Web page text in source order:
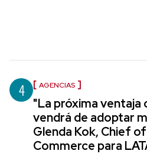
4 AGENCIAS
"La próxima
vendrá de adoptar
Glenda Kok, Chief
Commerce para